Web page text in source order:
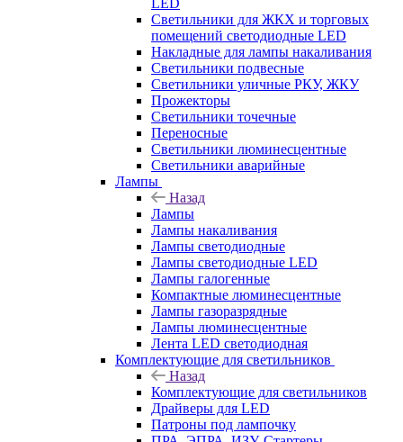
Светильники для ЖКХ и торговых
помещений светодиодные LED
Накладные для лампы накаливания
Светильники подвесные
Светильники уличные РКУ, ЖКУ
Прожекторы
Cветильники точечные
Переносные
Светильники люминесцентные
Светильники аварийные
Лампы
Назад
Лампы
Лампы накаливания
Лампы светодиодные
Лампы светодиодные LED
Лампы галогенные
Компактные люминесцентные
Лампы газоразрядные
Лампы люминесцентные
Лента LED светодиодная
Комплектующие для светильников
Назад
Комплектующие для светильников
Драйверы для LED
Патроны под лампочку